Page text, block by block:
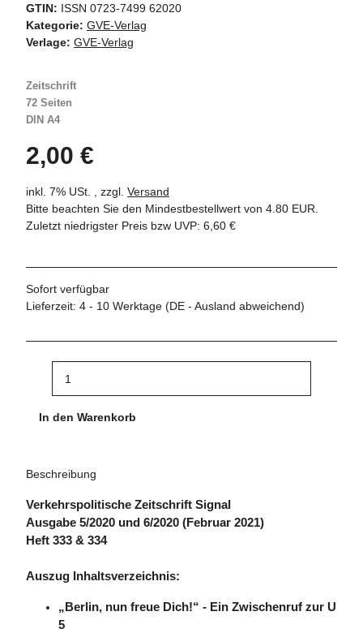
GTIN: ISSN 0723-7499 62020
Kategorie: GVE-Verlag
Verlage: GVE-Verlag
Zeitschrift
72 Seiten
DIN A4
2,00 €
inkl. 7% USt. , zzgl. Versand
Bitte beachten Sie den Mindestbestellwert von 4.80 EUR.
Zuletzt niedrigster Preis bzw UVP: 6,60 €
Sofort verfügbar
Lieferzeit: 4 - 10 Werktage (DE - Ausland abweichend)
In den Warenkorb
Beschreibung
Verkehrspolitische Zeitschrift Signal
Ausgabe 5/2020 und 6/2020 (Februar 2021)
Heft 333 & 334
Auszug Inhaltsverzeichnis:
„Berlin, nun freue Dich!“ - Ein Zwischenruf zur U
5